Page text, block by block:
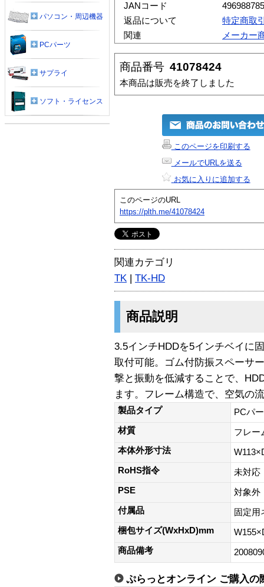
JANコード
返品について
特定商取
関連
メーカー
商品番号 41078424
本商品は販売を終了しました
このページを印刷する
メールでURLを送る
お気に入りに追加する
このページのURL
https://plth.me/41078424
関連カテゴリ
TK | TK-HD
商品説明
3.5インチHDDを5インチベイに
取付可能。ゴム付防振スペーサ
撃と振動を低減することで、
ます。フレーム構造で、空気の
製品タイプ
PCパ
材質
フレー
本体外形寸法
RoHS指令
未対応
PSE
対象外
付属品
固定用
梱包サイズ(WxHxD)mm
商品備考
ぷらっとオンライン ご購入の
パソコン・周辺機器
PCパーツ
サプライ
ソフト・ライセンス